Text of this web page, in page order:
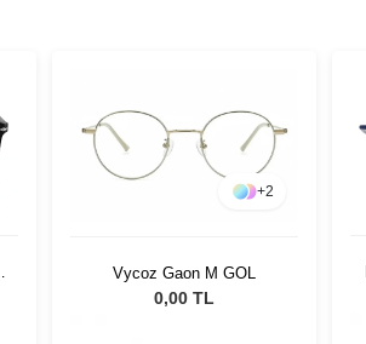
+2
Vycoz Gaon M GOL
0,00 TL